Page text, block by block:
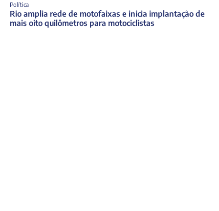
Política
Rio amplia rede de motofaixas e inicia implantação de
mais oito quilômetros para motociclistas